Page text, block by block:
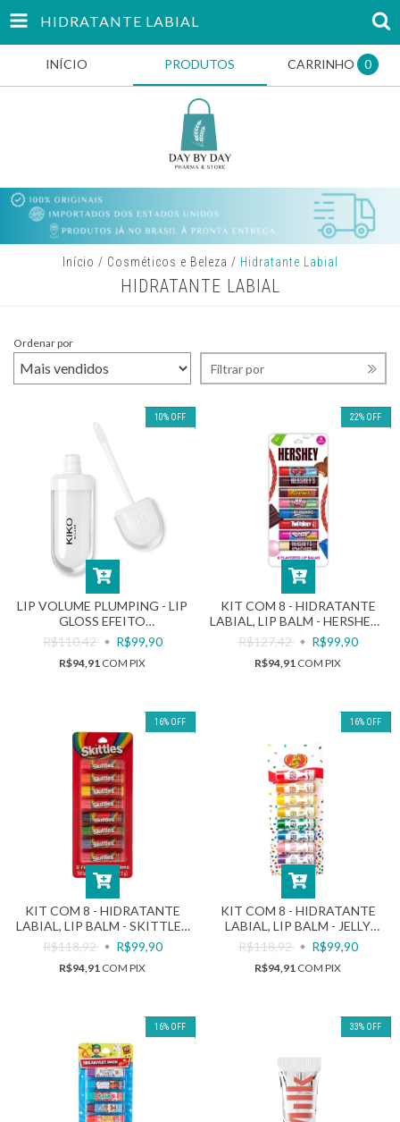
HIDRATANTE LABIAL
INÍCIO PRODUTOS CARRINHO 0
Início / Cosméticos e Beleza / Hidratante Labial
HIDRATANTE LABIAL
Ordenar por
Filtrar por
10% OFF
LIP VOLUME PLUMPING - LIP
GLOSS EFEITO
VOLUMIZADOR - COR 02 -
TRANSPARENTE - 6,5ML |
KIKO MILANO
R$110,42 R$99,90
R$94,91 COM PIX
22% OFF
KIT COM 8 - HIDRATANTE
LABIAL, LIP BALM - HERSHEY -
27,2G | TASTE BEAUTY
R$127,42 R$99,90
R$94,91 COM PIX
16% OFF
KIT COM 8 - HIDRATANTE
LABIAL, LIP BALM - SKITTLES
- 27,2G | TASTE BEAUTY
R$118,92 R$99,90
R$94,91 COM PIX
16% OFF
KIT COM 8 - HIDRATANTE
LABIAL, LIP BALM - JELLY
BELLY - 27,2G | TASTE
BEAUTY
R$118,92 R$99,90
R$94,91 COM PIX
16% OFF 33% OFF